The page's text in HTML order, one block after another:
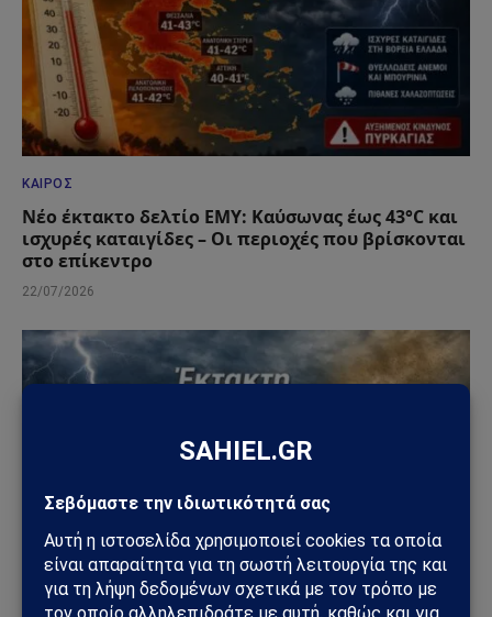
ΚΑΙΡΌΣ
Νέο έκτακτο δελτίο ΕΜΥ: Καύσωνας έως 43°C και
ισχυρές καταιγίδες – Οι περιοχές που βρίσκονται
στο επίκεντρο
22/07/2026
ΚΑΙΡΌΣ